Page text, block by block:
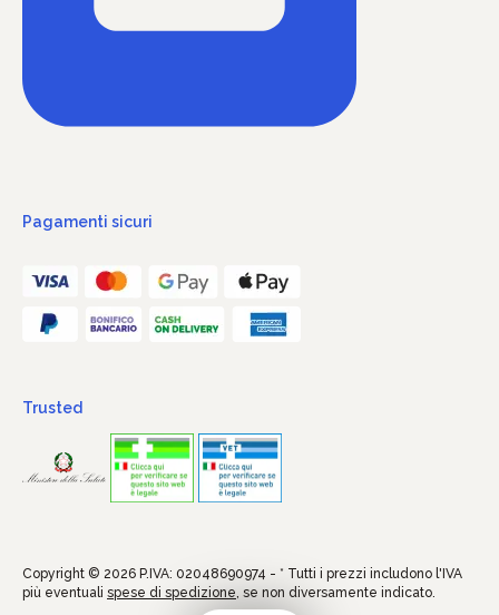
Pagamenti sicuri
Trusted
Copyright © 2026 P.IVA: 02048690974 - * Tutti i prezzi includono l'IVA
più eventuali spese di spedizione, se non diversamente indicato.